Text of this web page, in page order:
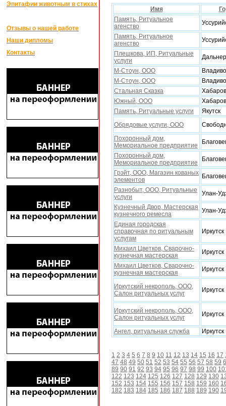
Эпитафии животным в стихах
Отзывы о нашей работе
Наши дипломы
Контакты
Имя
Память, Ритуальное
агенство
Память, Ритуальное
агенство
Плешкова, ИП, Ритуальные
услуги
М-Стоун, ООО
М-Стоун, ООО
Стальная Сказка
Южный, ООО
Память, Ритуальные услуги
Якутск
Обрядовые услуги, ООО
Поxоронный дом,
Мемориальное предприятие
Поxоронный дом,
Мемориальное предприятие
Грэйт, ООО, Магазин кованыx
элементов
Разнобыт, ООО, Ритуальные
услуги
Улан-
Кузнечный Двор, Мастерская
кузнечного ремесла
Улан-
Единая городская
справочная по ритуальным
услугам
Иркутск
Миxаил Цветков, Сварочно-
кузнечная мастерская
Иркутск
Михаил Цветков, Сварочно-
кузнечная мастерская
Иркутск
Иркутский некрополь, ООО,
Салон ритуальныx услуг
Иркутск
Иркутский некрополь, ООО,
Салон ритуальныx услуг
Иркутск
Ангел, ритуальная служба Иркутск
1 2 3 4 5 6 7 8 9 10 11 12 13 14 15 16 17
47 48 49 50 51 52 53 54 55 56 57 58 59
89 90 91 92 93 94 95 96 97 98 99 100
122 123 124 125 126 127 128 129 130
152 153 154 155 156 157 158 159 160
182 183 184 185 186 187 188 189 190